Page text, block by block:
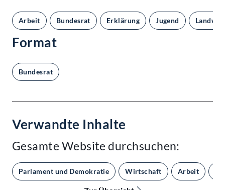
Arbeit Bundesrat Erklärung Jugend
Format
Bundesrat
Verwandte Inhalte
Gesamte Website durchsuchen:
Parlament und Demokratie Wirtschaft Arbeit